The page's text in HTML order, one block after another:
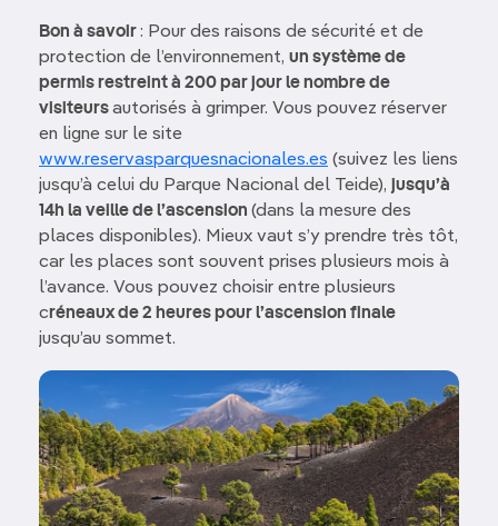
Bon à savoir: Pour des raisons de sécurité et de
protection de l’environnement, un système de
permis restreint à 200 par jour le nombre de
visiteursautorisés à grimper. Vous pouvez réserver
en ligne sur le site
www.reservasparquesnacionales.es (suivez les liens
jusqu’à celui du Parque Nacional del Teide), jusqu’à
14h la veille de l’ascension (dans la mesure des
places disponibles). Mieux vaut s’y prendre très tôt,
car les places sont souvent prises plusieurs mois à
l’avance. Vous pouvez choisir entre plusieurs
créneaux de 2 heures pour l’ascension finale
jusqu’au sommet.
Image